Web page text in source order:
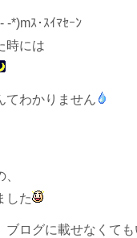
*)mｽ･ｽｲﾏｾｰﾝ
時には
てわかりません
した
ブログに載せなくて